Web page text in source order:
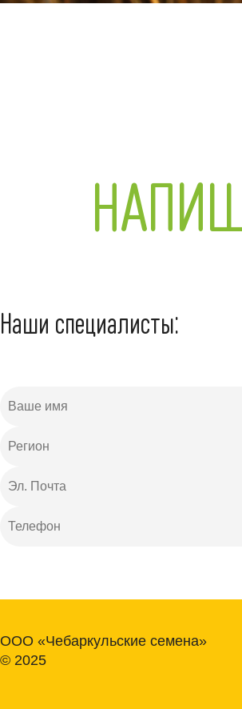
Наши специалисты:
ООО «Чебаркульские семена»
© 2025